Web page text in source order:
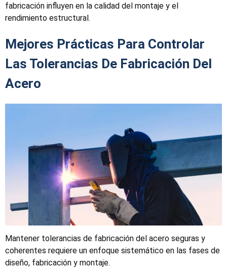
fabricación influyen en la calidad del montaje y el
rendimiento estructural.
Mejores Prácticas Para Controlar
Las Tolerancias De Fabricación Del
Acero
Mantener tolerancias de fabricación del acero seguras y
coherentes requiere un enfoque sistemático en las fases de
diseño, fabricación y montaje.